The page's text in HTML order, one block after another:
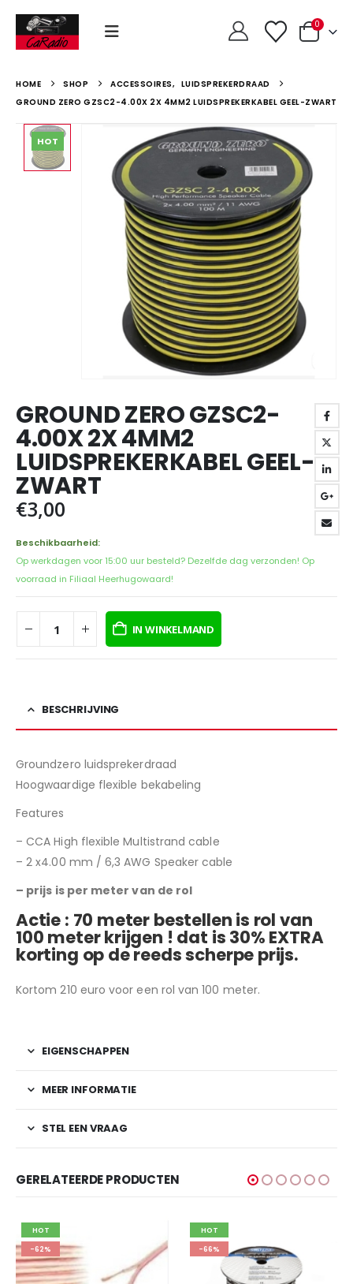
0
HOME SHOP ACCESSOIRES, LUIDSPREKERDRAAD
GROUND ZERO GZSC2-4.00X 2X 4MM2 LUIDSPREKERKABEL GEEL-ZWART
HOT
GROUND ZERO GZSC2-
4.00X 2X 4MM2
LUIDSPREKERKABEL GEEL-
ZWART
€3,00
Beschikbaarheid:
Op werkdagen voor 15:00 uur besteld? Dezelfde dag verzonden! Op
voorraad in Filiaal Heerhugowaard!
IN WINKELMAND
BESCHRIJVING
Groundzero luidsprekerdraad
Hoogwaardige flexible bekabeling
Features
– CCA High flexible Multistrand cable
– 2 x4.00 mm / 6,3 AWG Speaker cable
– prijs is per meter van de rol
Actie : 70 meter bestellen is rol van
100 meter krijgen ! dat is 30% EXTRA
korting op de reeds scherpe prijs.
Kortom 210 euro voor een rol van 100 meter.
EIGENSCHAPPEN
MEER INFORMATIE
STEL EEN VRAAG
GERELATEERDE PRODUCTEN
HOT
-62%
HOT
-66%